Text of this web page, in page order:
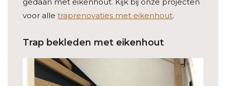
gedaan met eikenhout. Kijk bij onze projecten
voor alle traprenovaties met eikenhout.
Trap bekleden met eikenhout